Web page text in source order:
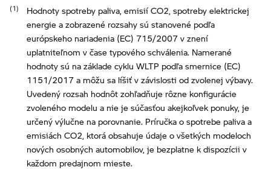
Hodnoty spotreby paliva, emisií CO2, spotreby elektrickej
energie a zobrazené rozsahy sú stanovené podľa
európskeho nariadenia (EC) 715/2007 v znení
uplatniteľnom v čase typového schválenia. Namerané
hodnoty sú na základe cyklu WLTP podľa smernice (EC)
1151/2017 a môžu sa líšiť v závislosti od zvolenej výbavy.
Uvedený rozsah hodnôt zohľadňuje rôzne konfigurácie
zvoleného modelu a nie je súčasťou akejkoľvek ponuky, je
určený výlučne na porovnanie. Príručka o spotrebe paliva a
emisiách CO2, ktorá obsahuje údaje o všetkých modeloch
nových osobných automobilov, je bezplatne k dispozícii v
každom predajnom mieste.